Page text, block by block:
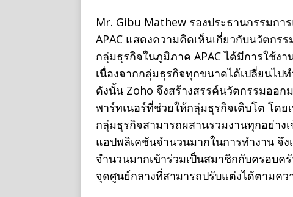
Mr. Gibu Mathew รองประธานกรรมก
APAC แสดงความคิดเห็นเกี่ยวกับนวัตกร
กลุ่มธุรกิจในภูมิภาค APAC ได้มีการใช้ง
เนื่องจากกลุ่มธุรกิจทุกขนาดได้เปลี่ยนไ
ดังนั้น Zoho จึงสร้างสรรค์นวัตกรรมออก
พาร์ทเนอร์ที่ช่วยให้กลุ่มธุรกิจเติบโต โด
กลุ่มธุรกิจสามารถผสานรวมงานทุกอย่าง
แอปพลิเคชันจำนวนมากในการทำงาน จึ
จำนวนมากเข้าร่วมเป็นสมาชิกกับครอบค
จุดศูนย์กลางที่สามารถปรับแต่งได้ตามคว